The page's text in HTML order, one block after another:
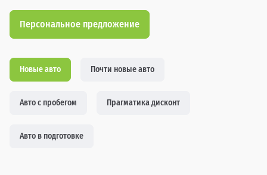
Персональное предложение
Новые авто Почти новые авто
Авто с пробегом Прагматика дисконт
Авто в подготовке